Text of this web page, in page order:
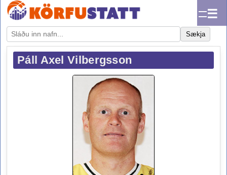
☰
Sækja
Páll Axel Vilbergsson